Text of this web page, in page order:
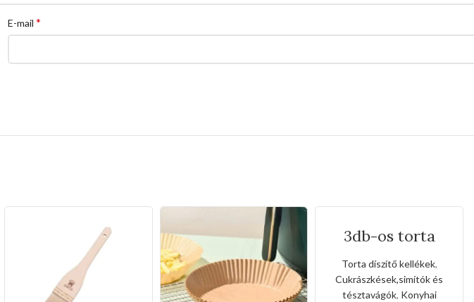
E-mail *
3db-os torta
eszköz(habverő,si
mítókés,szilikon
kefe)
Torta díszítő kellékek,
Cukrászkések,simítók és
tésztavágók, Konyhai